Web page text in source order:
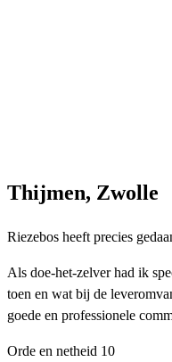
Thijmen, Zwolle
Riezebos heeft precies
Als doe-het-zelver had ik
toen en wat bij de
goede en professionele
Orde en netheid 10